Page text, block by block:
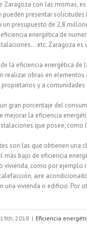
Zaragoza con las mismas,
pueden presentar
un presupuesto de 2,8
energética de
etc. Zaragoza
la eficiencia energética
realizar obras en
y a
gran porcentaje del
mejorar la eficiencia
que posee,
son las que obtienen una
más bajo de eficiencia
vivienda, como por ejemplo
aire
una vivienda o edificio.
2018 | Eficiencia